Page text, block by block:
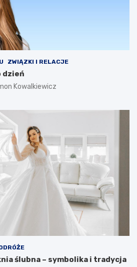
ZWIĄZKI I RELACJE
dzień
Kowalkiewicz
ślubna – symbolika i tradycja